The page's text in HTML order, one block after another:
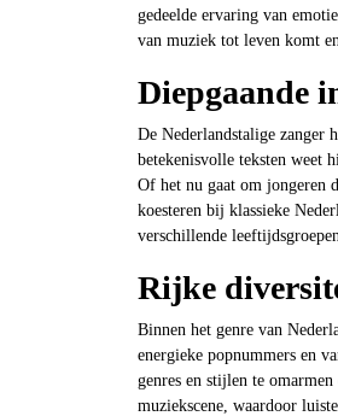
gedeelde ervaring van
van muziek tot leven komt
Diepgaande
De Nederlandstalige zanger
betekenisvolle teksten weet
Of het nu gaat om jongeren
koesteren bij klassieke
verschillende
Rijke
Binnen het genre van
energieke popnummers en
genres en stijlen te
muziekscene, waardoor